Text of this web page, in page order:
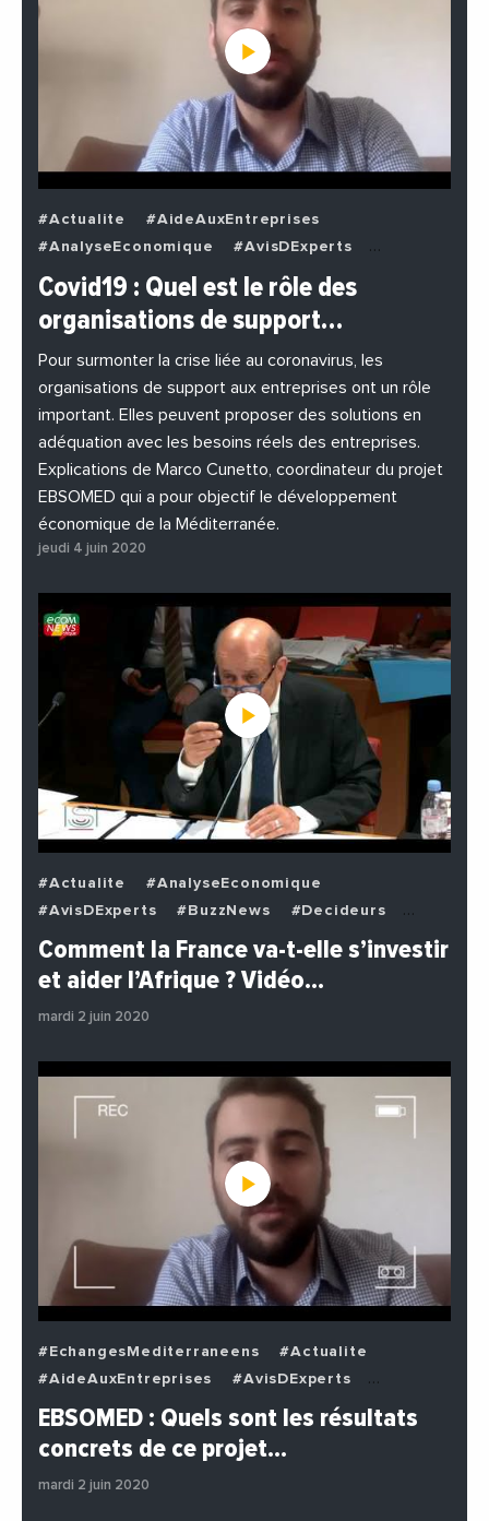
#Actualite
#AideAuxEntreprises
#AnalyseEconomique
#AvisDExperts
#BuzzNews
#Decideurs
#EchangesMediterraneens
#Economie
#EnDirectDe
#Entreprises
#Institutions
#PhotosEtVideos
Covid19 : Quel est le rôle des
organisations de support…
Pour surmonter la crise liée au coronavirus, les
organisations de support aux entreprises ont un rôle
important. Elles peuvent proposer des solutions en
adéquation avec les besoins réels des entreprises.
Explications de Marco Cunetto, coordinateur du projet
EBSOMED qui a pour objectif le développement
économique de la Méditerranée.
jeudi 4 juin 2020
#Actualite
#AnalyseEconomique
#AvisDExperts
#BuzzNews
#Decideurs
#EchangesMediterraneens
#Economie
#Politique
Comment la France va-t-elle s’investir
et aider l’Afrique ? Vidéo…
mardi 2 juin 2020
#EchangesMediterraneens
#Actualite
#AideAuxEntreprises
#AvisDExperts
#BuzzNews
#Decideurs
#Entreprises
#Institutions
EBSOMED : Quels sont les résultats
concrets de ce projet…
mardi 2 juin 2020